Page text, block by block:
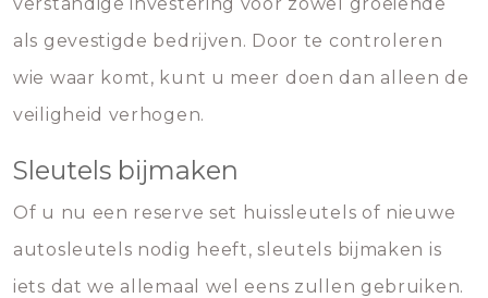
als gevestigde bedrijven. Door te controleren
wie waar komt, kunt u meer doen dan alleen de
veiligheid verhogen.
Sleutels bijmaken
Of u nu een reserve set huissleutels of nieuwe
autosleutels nodig heeft, sleutels bijmaken is
iets dat we allemaal wel eens zullen gebruiken.